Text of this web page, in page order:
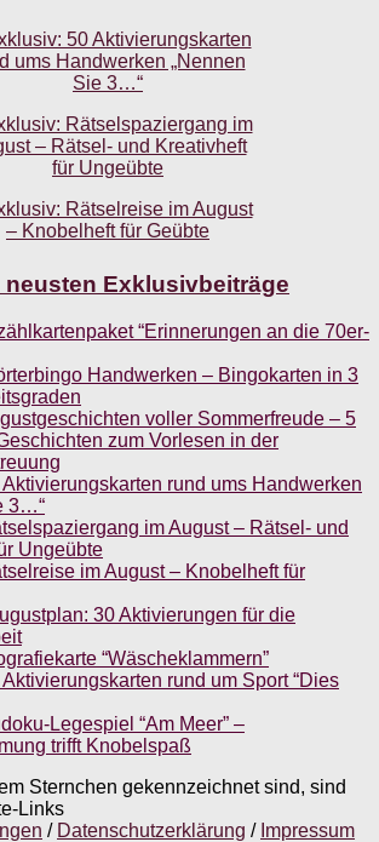
neusten Exklusivbeiträge
“Erinnerungen an die 70er-
Handwerken – Bingokarten in 3
voller Sommerfreude – 5
zum Vorlesen in der
rund ums Handwerken
3…“
im August – Rätsel- und
Ungeübte
im August – Knobelheft für
30 Aktivierungen für die
“Wäscheklammern”
rund um Sport “Dies
Legespiel “Am Meer” –
trifft Knobelspaß
Sternchen gekennzeichnet sind, sind
Links
/ Datenschutzerklärung / Impressum